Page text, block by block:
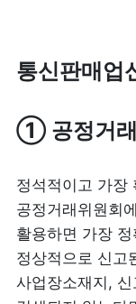
통신판매업
① 공정거래
정석적이고 가장
공정거래위원회
활용하면 가장
정상적으로 신고
사업장소재지,